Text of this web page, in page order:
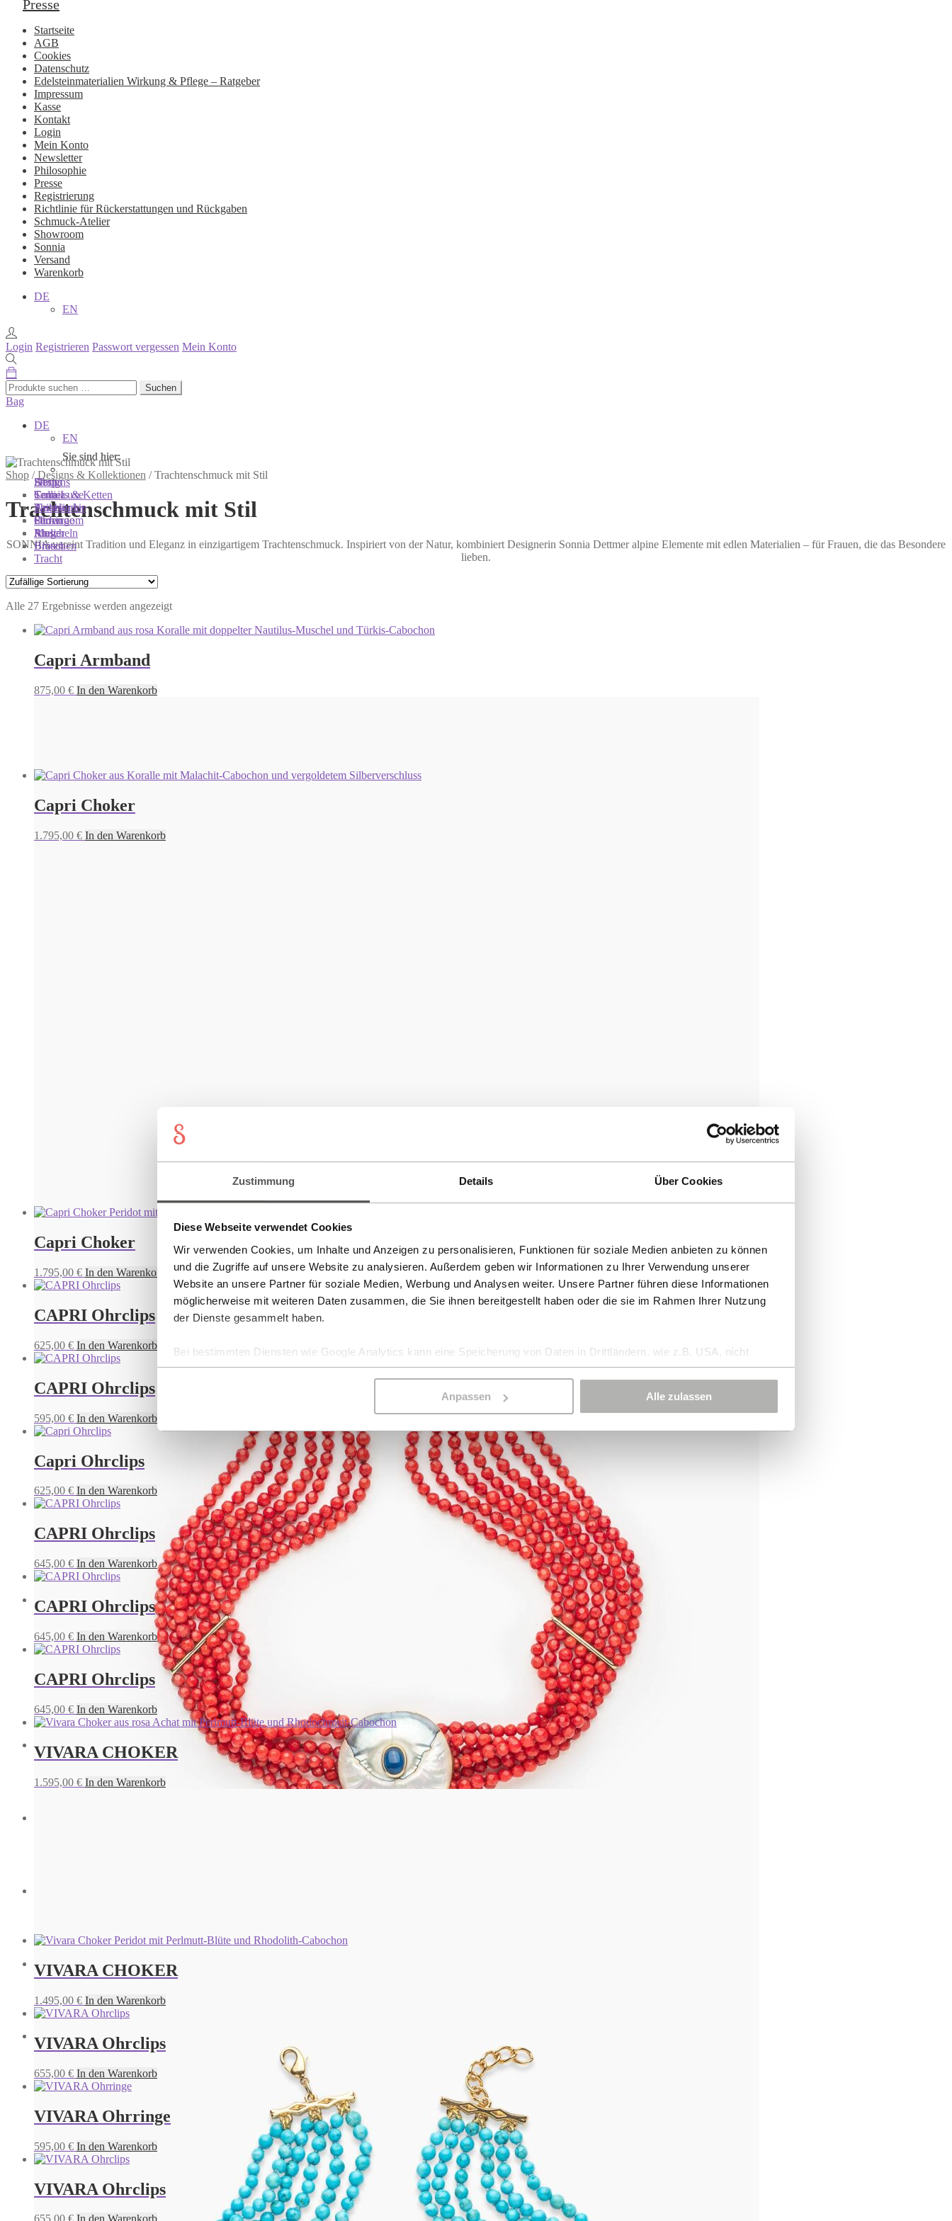
Zustimmung Details Über Cookies
Diese Webseite verwendet Cookies
Wir verwenden Cookies, um Inhalte und Anzeigen zu personalisieren, Funktionen für soziale Medien anbieten zu können
und die Zugriffe auf unsere Website zu analysieren. Außerdem geben wir Informationen zu Ihrer Verwendung unserer
Website an unsere Partner für soziale Medien, Werbung und Analysen weiter. Unsere Partner führen diese Informationen
möglicherweise mit weiteren Daten zusammen, die Sie ihnen bereitgestellt haben oder die sie im Rahmen Ihrer Nutzung
der Dienste gesammelt haben.
Bei bestimmten Diensten wie Google Analytics kann eine Speicherung von Daten in Drittländern, wie z.B. USA, nicht
ausgeschlossen werden.
Anpassen Alle zulassen
Presse
Startseite
AGB
Cookies
Datenschutz
Edelsteinmaterialien Wirkung & Pflege – Ratgeber
Impressum
Kasse
Kontakt
Login
Mein Konto
Newsletter
Philosophie
Presse
Registrierung
Richtlinie für Rückerstattungen und Rückgaben
Schmuck-Atelier
Showroom
Sonnia
Versand
Warenkorb
DE
EN
Login Registrieren Passwort vergessen Mein Konto
Suchen
nach:
Suchen
Bag
DE
EN
Shop /Designs & Kollektionen /Trachtenschmuck mit Stil
Trachtenschmuck mit Stil
SONNIA vereint Tradition und Eleganz in einzigartigem Trachtenschmuck. Inspiriert von der Natur, kombiniert Designerin Sonnia Dettmer alpine Elemente mit edlen Materialien – für Frauen, die das Besondere
lieben.
Alle 27 Ergebnisse werden angezeigt
Capri Armband
875,00 € In den Warenkorb
CAPRI Armband
Capri Choker
1.795,00 € In den Warenkorb
Capri Choker
Capri Choker
Capri Choker
In den Warenkorb
Capri Choker
1.795,00 € In den Warenkorb
CAPRI Ohrclips
625,00 € In den Warenkorb
CAPRI Ohrclips
595,00 € In den Warenkorb
Capri Ohrclips
625,00 € In den Warenkorb
CAPRI Ohrclips
645,00 € In den Warenkorb
CAPRI Ohrclips
645,00 € In den Warenkorb
CAPRI Ohrclips
645,00 € In den Warenkorb
VIVARA CHOKER
1.595,00 € In den Warenkorb
VIVARA CHOKER
1.495,00 € In den Warenkorb
VIVARA Ohrclips
655,00 € In den Warenkorb
VIVARA Ohrringe
595,00 € In den Warenkorb
VIVARA Ohrclips
Sie sind hier:
Shop
Colliers & Ketten
Armbänder
Ohrringe
Ringe
Broschen
Sie sind hier:
Designs
Terra Luxe
Tasseln
Perlen
Muscheln
Blüten
Tracht
Sie sind hier:
About
Sonnia
Philosophie
Showroom
Atelier